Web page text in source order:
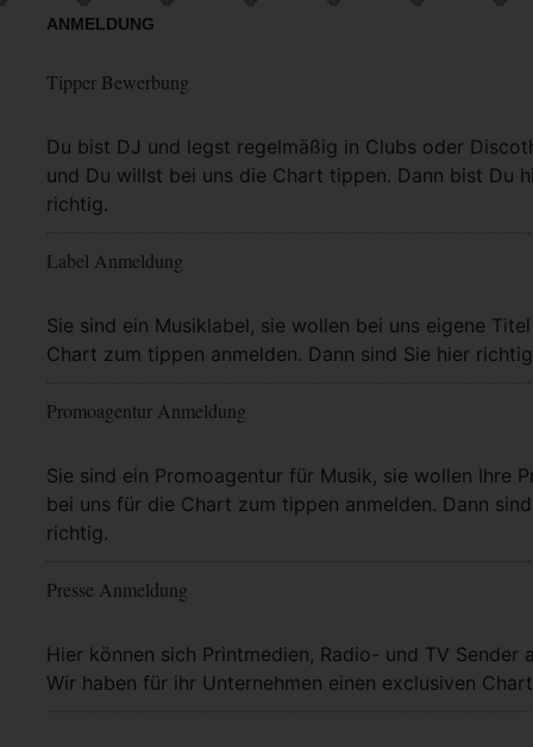
ANMELDUNG
Tipper Bewerbung
Du bist DJ und legst regelmäßig in Clubs oder
und Du willst bei uns die Chart tippen. Dann bist Du
richtig.
Mehr Info
Label Anmeldung
Sie sind ein Musiklabel, sie wollen bei uns eigene
Chart zum tippen anmelden. Dann sind Sie hier
Mehr Info
Promoagentur Anmeldung
Sie sind ein Promoagentur für Musik, sie wollen Ihre
bei uns für die Chart zum tippen anmelden. Dann
richtig.
Mehr Info
Presse Anmeldung
Hier können sich Printmedien, Radio- und TV Sender
Wir haben für ihr Unternehmen einen exclusiven
Mehr Info